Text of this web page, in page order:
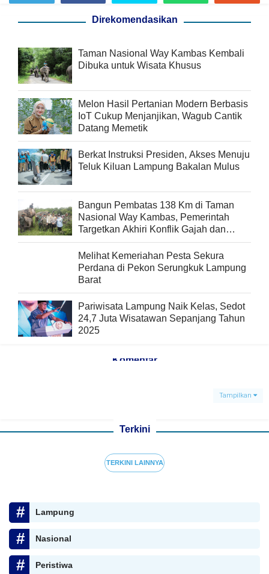
Direkomendasikan
Taman Nasional Way Kambas Kembali
Dibuka untuk Wisata Khusus
Melon Hasil Pertanian Modern Berbasis
IoT Cukup Menjanjikan, Wagub Cantik
Datang Memetik
Berkat Instruksi Presiden, Akses Menuju
Teluk Kiluan Lampung Bakalan Mulus
Bangun Pembatas 138 Km di Taman
Nasional Way Kambas, Pemerintah
Targetkan Akhiri Konflik Gajah dan
Warga yang Sudah 43 Tahun
Melihat Kemeriahan Pesta Sekura
Perdana di Pekon Serungkuk Lampung
Barat
Pariwisata Lampung Naik Kelas, Sedot
24,7 Juta Wisatawan Sepanjang Tahun
2025
Komentar
Tampilkan
Terkini
TERKINI LAINNYA
Lampung
Nasional
Peristiwa